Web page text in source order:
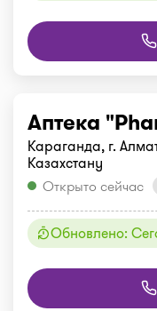
Аптека
Караганда, г.
Казахстану
Открыто сейчас
Обновлено: